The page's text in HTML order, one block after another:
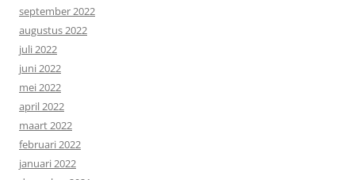
september 2022
augustus 2022
juli 2022
juni 2022
mei 2022
april 2022
maart 2022
februari 2022
januari 2022